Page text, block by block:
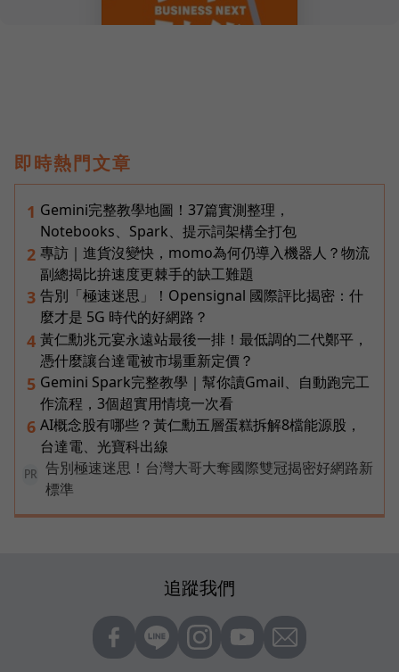
即時熱門文章
1 Gemini完整教學地圖！37篇實測整理，
Notebooks、Spark、提示詞架構全打包
2 專訪｜進貨沒變快，momo為何仍導入機器人？物流
副總揭比拚速度更棘手的缺工難題
3 告別「極速迷思」！Opensignal 國際評比揭密：什
麼才是 5G 時代的好網路？
4 黃仁勳兆元宴永遠站最後一排！最低調的二代鄭平，
憑什麼讓台達電被市場重新定價？
5 Gemini Spark完整教學｜幫你讀Gmail、自動跑完工
作流程，3個超實用情境一次看
6 AI概念股有哪些？黃仁勳五層蛋糕拆解8檔能源股，
台達電、光寶科出線
PR
告別極速迷思！台灣大哥大奪國際雙冠揭密好網路新
標準
追蹤我們